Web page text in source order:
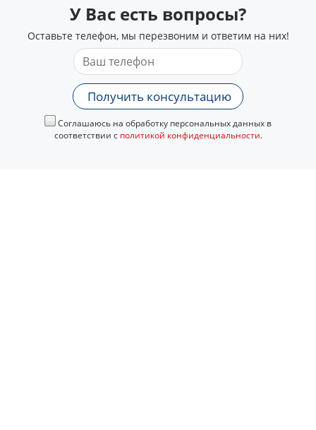
У Вас есть вопросы?
Оставьте телефон, мы перезвоним и ответим на них!
Получить консультацию
Соглашаюсь на обработку персональных данных в
соответствии с политикой конфиденциальности.